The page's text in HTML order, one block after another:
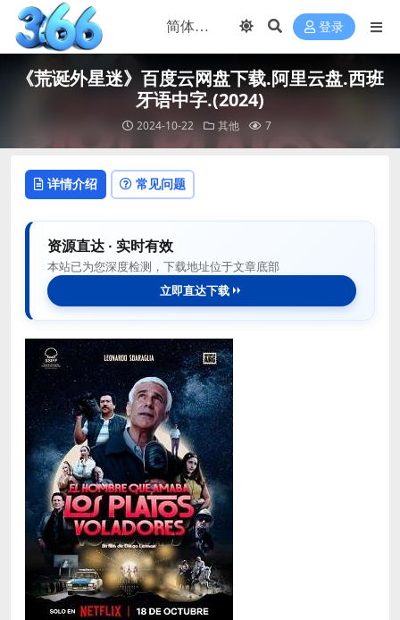
登录
《荒诞外星迷》百度云网盘下载.阿里云盘.西班
牙语中字.(2024)
2024-10-22 其他 7
详情介绍 常见问题
资源直达 · 实时有效
本站已为您深度检测，下载地址位于文章底部
立即直达下载